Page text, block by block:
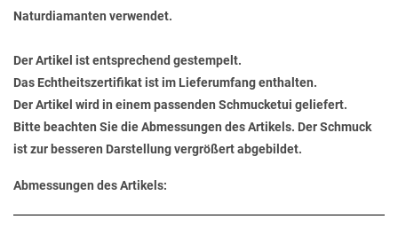
Naturdiamanten verwendet.
Der Artikel ist entsprechend gestempelt.
Das Echtheitszertifikat ist im Lieferumfang enthalten.
Der Artikel wird in einem passenden Schmucketui geliefert.
Bitte beachten Sie die Abmessungen des Artikels. Der Schmuck
ist zur besseren Darstellung vergrößert abgebildet.
Abmessungen des Artikels: